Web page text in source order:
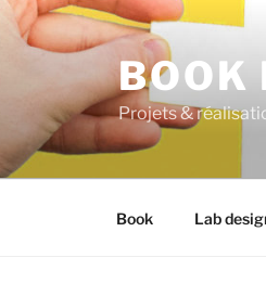
BOOK
Projets &
Book Lab